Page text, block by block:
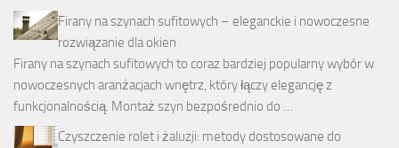
Firany na szynach sufitowych – eleganckie i nowoczesne
rozwiązanie dla okien
Firany na szynach sufitowych to coraz bardziej popularny wybór w
nowoczesnych aranżacjach wnętrz, który łączy elegancję z
funkcjonalnością. Montaż szyn bezpośrednio do …
Czyszczenie rolet i żaluzji: metody dostosowane do